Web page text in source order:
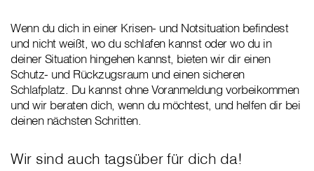
Wenn du dich in einer Krisen- und Notsituation befindest
und nicht weißt, wo du schlafen kannst oder wo du in
deiner Situation hingehen kannst, bieten wir dir einen
Schutz- und Rückzugsraum und einen sicheren
Schlafplatz. Du kannst ohne Voranmeldung vorbeikommen
und wir beraten dich, wenn du möchtest, und helfen dir bei
deinen nächsten Schritten.
Wir sind auch tagsüber für dich da!